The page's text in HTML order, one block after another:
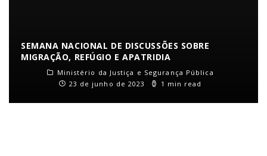
SEMANA NACIONAL DE DISCUSSÕES SOBRE
MIGRAÇÃO, REFÚGIO E APATRIDIA
Ministério da Justiça e Segurança Pública
23 de junho de 2023
1 min read